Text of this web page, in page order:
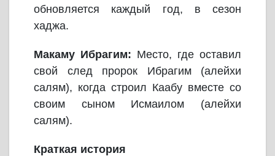
обновляется каждый год, в сезон
хаджа.
Макаму Ибрагим: Место, где оставил
свой след пророк Ибрагим (алейхи
салям), когда строил Каабу вместе со
своим сыном Исмаилом (алейхи
салям).
Краткая история